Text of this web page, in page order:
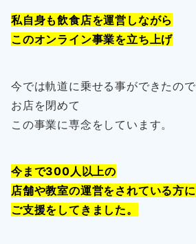
私自身も飲食店を運営しながら
このオンライン事業を立ち上げ
今では軌道に乗せる事ができたので
お店を閉めて
この事業に専念をしています。
今まで300人以上の
店舗や教室の運営をされている方に
ご支援をしてきました。